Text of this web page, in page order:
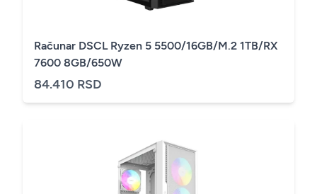
Računar DSCL Ryzen 5 5500/16GB/M.2 1TB/RX
7600 8GB/650W
84.410 RSD